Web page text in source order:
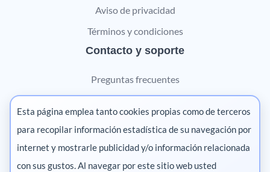
Aviso de privacidad
Términos y condiciones
Contacto y soporte
Preguntas frecuentes
Contáctanos
Marketing digital
Pharma
Esta página emplea tanto cookies propias como de terceros
para recopilar información estadística de su navegación por
internet y mostrarle publicidad y/o información relacionada
con sus gustos. Al navegar por este sitio web usted